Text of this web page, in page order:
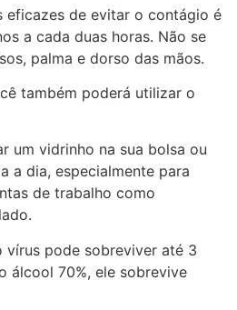
eficazes de evitar o contágio é
a cada duas horas. Não se
palma e dorso das mãos.
também poderá utilizar o
um vidrinho na sua bolsa ou
a dia, especialmente para
de trabalho como
vírus pode sobreviver até 3
álcool 70%, ele sobrevive